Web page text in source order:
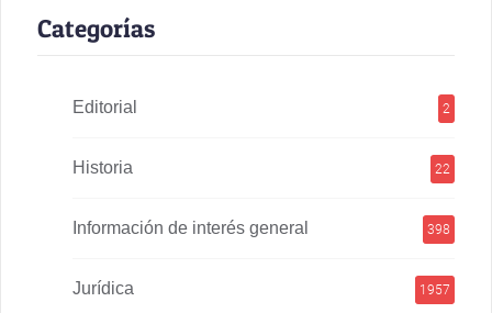
Categorías
Editorial 2
Historia 22
Información de interés general 398
Jurídica 1957